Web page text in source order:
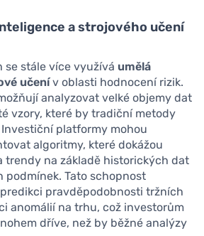
a strojového učení
se stále více využívá umělá
učenív oblasti hodnocení rizik.
analyzovat velké objemy dat
vzory, které by tradiční metody
platformy mohou
algoritmy, které dokážou
trendy na základě historických dat
Tato schopnost
pravděpodobnosti tržních
anomálií na trhu, což investorům
dříve, než by běžné analýzy